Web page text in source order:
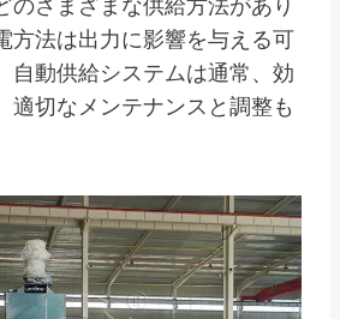
方法は出力に影響を与える可
自動供給システムは通常、効
適切なメンテナンスと調整も